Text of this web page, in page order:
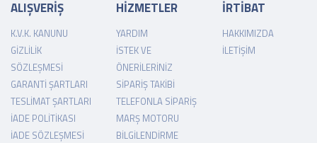
ALIŞVERİŞ
K.V.K. KANUNU
GIZLILIK
SÖZLEŞMESI
GARANTI ŞARTLARI
TESLIMAT ŞARTLARI
İADE POLITIKASI
İADE SÖZLEŞMESI
HİZMETLER
YARDIM
İSTEK VE
ÖNERILERINIZ
SIPARIŞ TAKIBI
TELEFONLA SIPARIŞ
MARŞ MOTORU
BILGILENDIRME
İRTİBAT
HAKKIMIZDA
İLETIŞIM